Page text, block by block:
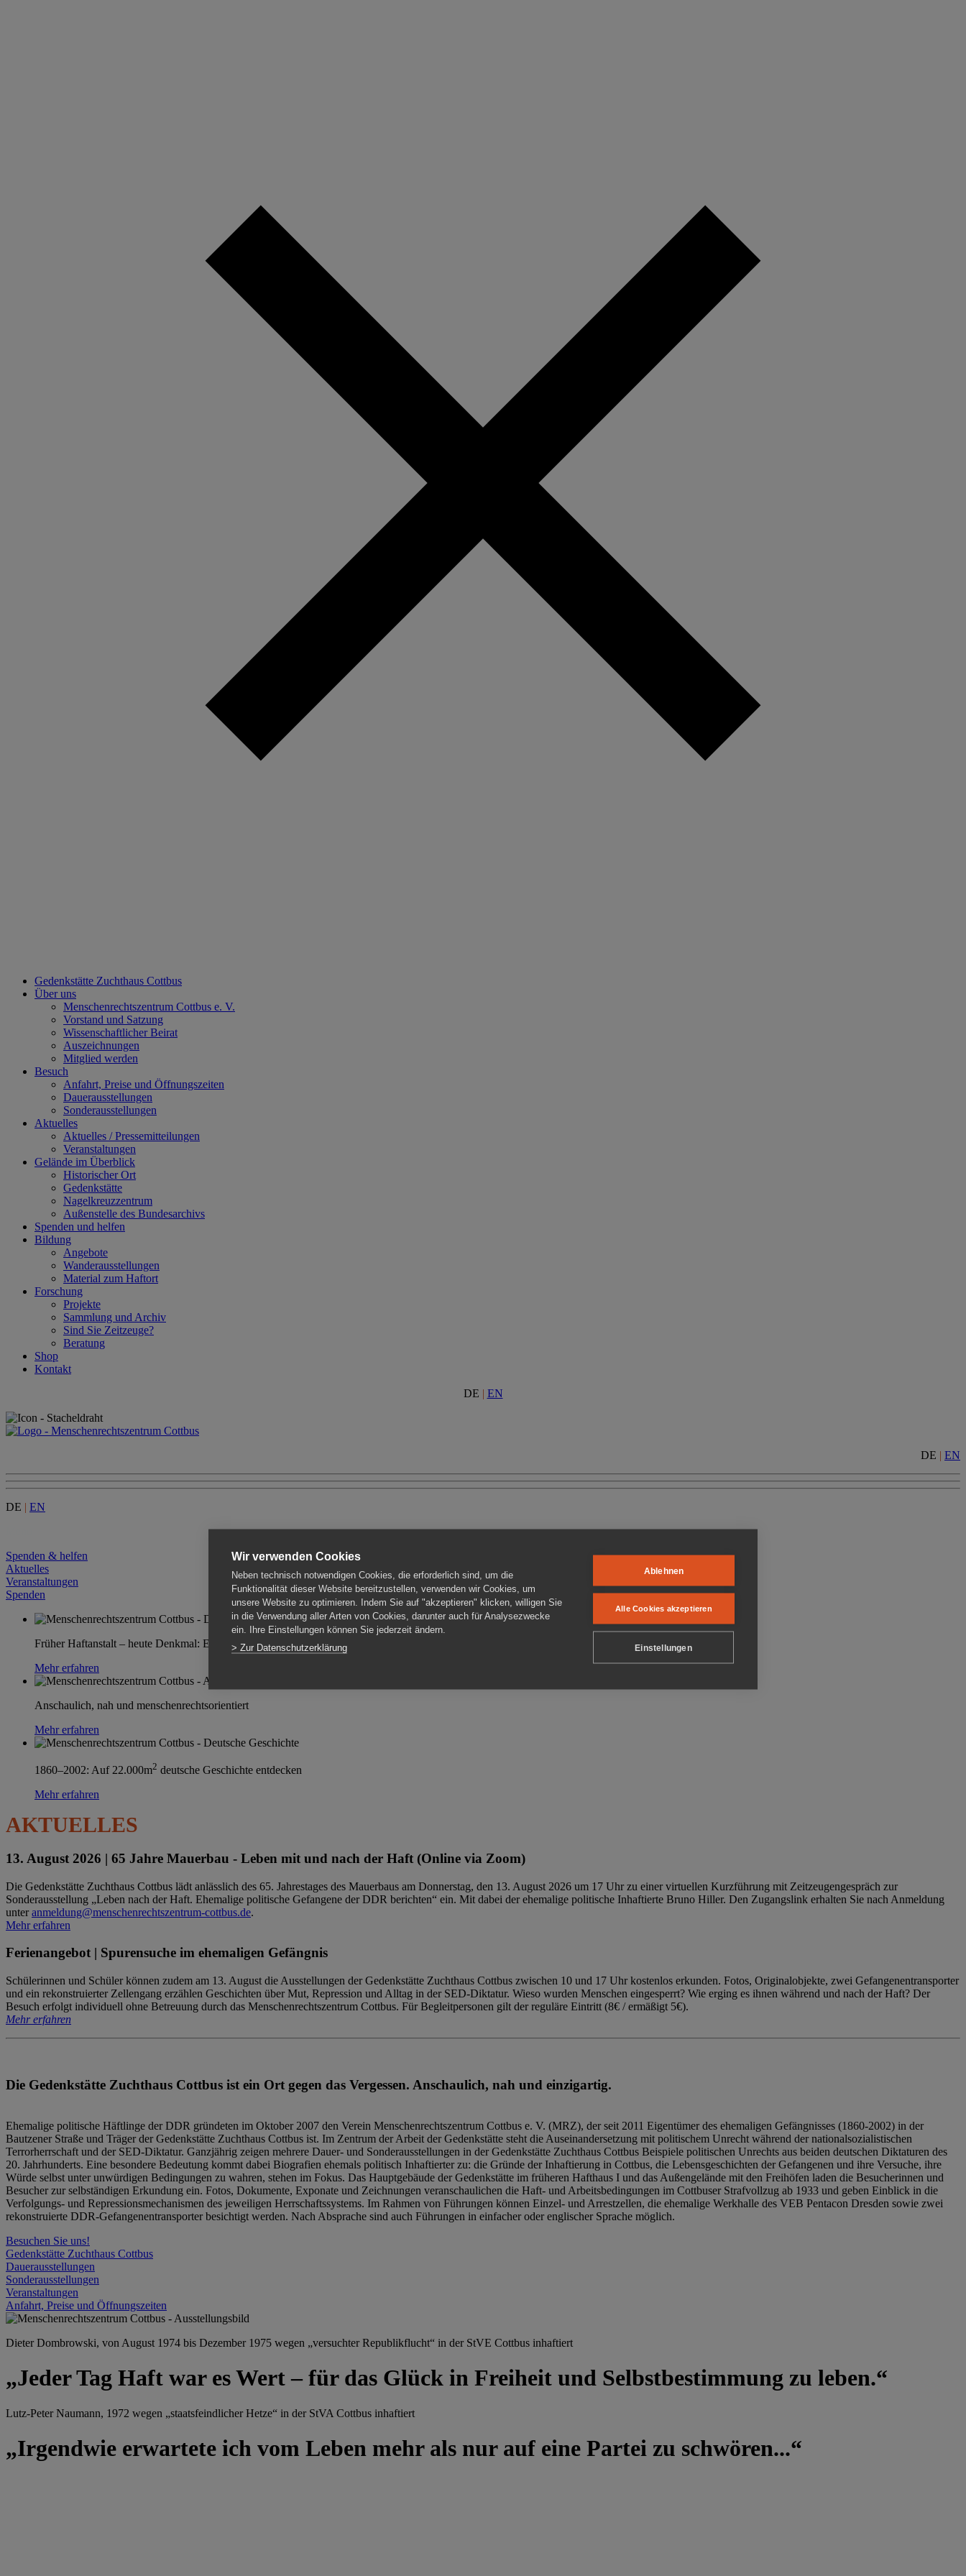
Gedenkstätte Zuchthaus Cottbus
Über uns
Menschenrechtszentrum Cottbus e. V.
Vorstand und Satzung
Wissenschaftlicher Beirat
Auszeichnungen
Mitglied werden
Besuch
Anfahrt, Preise und Öffnungszeiten
Dauerausstellungen
Sonderausstellungen
Aktuelles
Aktuelles / Pressemitteilungen
Veranstaltungen
Gelände im Überblick
Historischer Ort
Gedenkstätte
Nagelkreuzzentrum
Außenstelle des Bundesarchivs
Spenden und helfen
Bildung
Angebote
Wanderausstellungen
Material zum Haftort
Forschung
Projekte
Sammlung und Archiv
Sind Sie Zeitzeuge?
Beratung
Shop
Kontakt
DE | EN
DE | EN
DE | EN
Spenden & helfen
Aktuelles
Veranstaltungen
Spenden
Früher Haftanstalt – heute Denkmal: Einen Ort im Wandel erleben
Mehr erfahren
Anschaulich, nah und menschenrechtsorientiert
Mehr erfahren
1860–2002: Auf 22.000m2 deutsche Geschichte entdecken
Mehr erfahren
AKTUELLES
13. August 2026 | 65 Jahre Mauerbau - Leben mit und nach der Haft (Online via Zoom)
Die Gedenkstätte Zuchthaus Cottbus lädt anlässlich des 65. Jahrestages des Mauerbaus am Donnerstag, den 13. August 2026 um 17 Uhr zu einer virtuellen Kurzführung mit Zeitzeugengespräch zur
Sonderausstellung „Leben nach der Haft. Ehemalige politische Gefangene der DDR berichten“ ein. Mit dabei der ehemalige politische Inhaftierte Bruno Hiller. Den Zugangslink erhalten Sie nach Anmeldung
unteranmeldung@menschenrechtszentrum-cottbus.de.
Mehr erfahren
Ferienangebot | Spurensuche im ehemaligen Gefängnis
Schülerinnen und Schüler können zudem am 13. August die Ausstellungen der Gedenkstätte Zuchthaus Cottbus zwischen 10 und 17 Uhr kostenlos erkunden. Fotos, Originalobjekte, zwei Gefangenentransporter
und ein rekonstruierter Zellengang erzählen Geschichten über Mut, Repression und Alltag in der SED-Diktatur. Wieso wurden Menschen eingesperrt? Wie erging es ihnen während und nach der Haft? Der
Besuch erfolgt individuell ohne Betreuung durch das Menschenrechtszentrum Cottbus. Für Begleitpersonen gilt der reguläre Eintritt (8€ / ermäßigt 5€).
Mehr erfahren
Die Gedenkstätte Zuchthaus Cottbus ist ein Ort gegen das Vergessen. Anschaulich, nah und einzigartig.
Ehemalige politische Häftlinge der DDR gründeten im Oktober 2007 den Verein Menschenrechtszentrum Cottbus e. V. (MRZ), der seit 2011 Eigentümer des ehemaligen Gefängnisses (1860-2002) in der
Bautzener Straße und Träger der Gedenkstätte Zuchthaus Cottbus ist. Im Zentrum der Arbeit der Gedenkstätte steht die Auseinandersetzung mit politischem Unrecht während der nationalsozialistischen
Terrorherrschaft und der SED-Diktatur. Ganzjährig zeigen mehrere Dauer- und Sonderausstellungen in der Gedenkstätte Zuchthaus Cottbus Beispiele politischen Unrechts aus beiden deutschen Diktaturen des
20. Jahrhunderts. Eine besondere Bedeutung kommt dabei Biografien ehemals politisch Inhaftierter zu: die Gründe der Inhaftierung in Cottbus, die Lebensgeschichten der Gefangenen und ihre Versuche, ihre
Würde selbst unter unwürdigen Bedingungen zu wahren, stehen im Fokus. Das Hauptgebäude der Gedenkstätte im früheren Hafthaus I und das Außengelände mit den Freihöfen laden die Besucherinnen und
Besucher zur selbständigen Erkundung ein. Fotos, Dokumente, Exponate und Zeichnungen veranschaulichen die Haft- und Arbeitsbedingungen im Cottbuser Strafvollzug ab 1933 und geben Einblick in die
Verfolgungs- und Repressionsmechanismen des jeweiligen Herrschaftssystems. Im Rahmen von Führungen können Einzel- und Arrestzellen, die ehemalige Werkhalle des VEB Pentacon Dresden sowie zwei
rekonstruierte DDR-Gefangenentransporter besichtigt werden. Nach Absprache sind auch Führungen in einfacher oder englischer Sprache möglich.
Besuchen Sie uns!
Gedenkstätte Zuchthaus Cottbus
Dauerausstellungen
Sonderausstellungen
Veranstaltungen
Anfahrt, Preise und Öffnungszeiten
Dieter Dombrowski, von August 1974 bis Dezember 1975 wegen „versuchter Republikflucht“ in der StVE Cottbus inhaftiert
„Jeder Tag Haft war es Wert – für das Glück in Freiheit und Selbstbestimmung zu leben.“
Lutz-Peter Naumann, 1972 wegen „staatsfeindlicher Hetze“ in der StVA Cottbus inhaftiert
„Irgendwie erwartete ich vom Leben mehr als nur auf eine Partei zu schwören...“
Wir verwenden Cookies
Neben technisch notwendigen Cookies, die erforderlich sind, um die
Funktionalität dieser Website bereitzustellen, verwenden wir Cookies, um
unsere Website zu optimieren. Indem Sie auf "akzeptieren" klicken, willigen Sie
in die Verwendung aller Arten von Cookies, darunter auch für Analysezwecke
ein. Ihre Einstellungen können Sie jederzeit ändern.
> Zur Datenschutzerklärung
Ablehnen
Alle Cookies akzeptieren
Einstellungen